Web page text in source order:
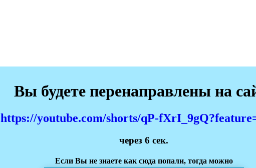
Вы будете перенаправлены на
https://youtube.com/shorts/qP-
через 6 сек.
Если Вы не знаете как сюда попали, тогда можно